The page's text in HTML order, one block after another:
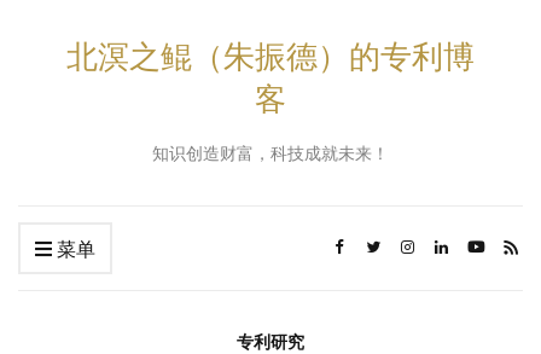
北溟之鲲（朱振德）的专利博
客
知识创造财富，科技成就未来！
菜单
专利研究